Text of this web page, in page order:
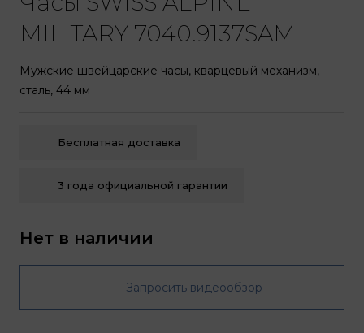
MILITARY 7040.9137SAM
Мужские швейцарские часы, кварцевый механизм,
сталь, 44 мм
Бесплатная доставка
3 года официальной гарантии
Нет в наличии
Запросить видеообзор